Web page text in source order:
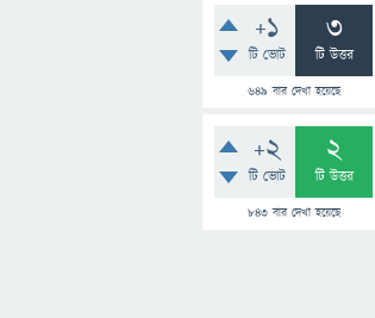
+1
টি ভোট
3
টি উত্তর
649 বার দেখা হয়েছে
+2
টি ভোট
2
টি উত্তর
843বার দেখা হয়েছে